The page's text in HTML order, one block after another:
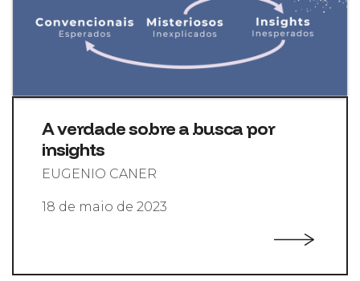
A verdade sobre a busca por
insights
EUGENIO CANER
18 de maio de 2023